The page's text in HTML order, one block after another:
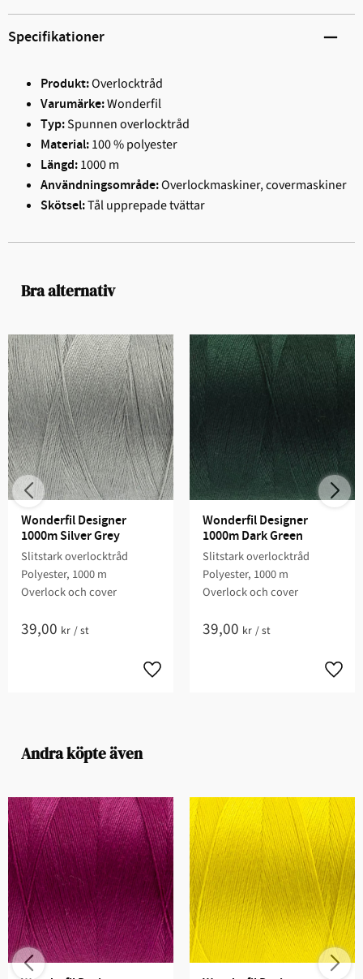
Specifikationer
Produkt:Overlocktråd
Varumärke:Wonderfil
Typ:Spunnen overlocktråd
Material:100 % polyester
Längd:1000 m
Användningsområde:Overlockmaskiner, covermaskiner
Skötsel:Tål upprepade tvättar
Bra alternativ
Wonderfil Designer
1000m Silver Grey
Slitstark overlocktråd
Polyester, 1000 m
Overlock och cover
39,00 kr /st
Wonderfil Designer
1000m Dark Green
Slitstark overlocktråd
Polyester, 1000 m
Overlock och cover
39,00 kr /st
Andra köpte även